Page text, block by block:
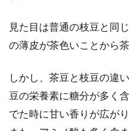
見た目は普通の枝豆と同
の薄皮が茶色いことから
しかし、茶豆と枝豆の違
豆の栄養素に糖分が多く
でた時に甘い香りが広がり